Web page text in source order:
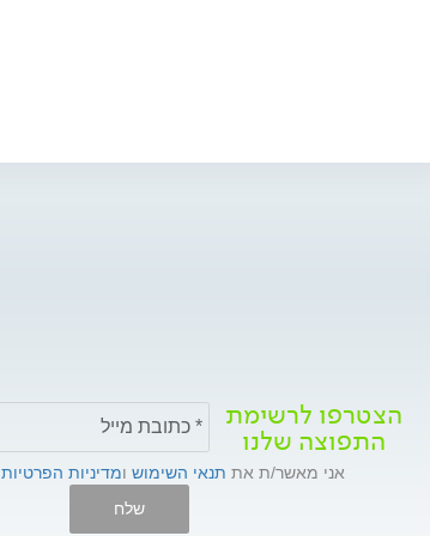
הצטרפו לרשימת
התפוצה שלנו
אני מאשר/ת את תנאי השימוש ומדיניות הפרטיות
שלח